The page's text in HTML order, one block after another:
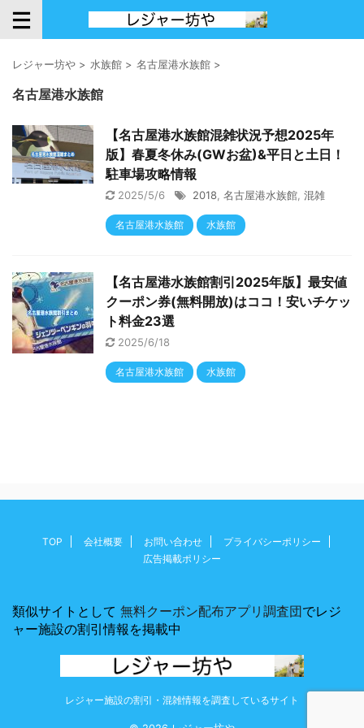
レジャー坊や > 水族館 > 名古屋港水族館 >
名古屋港水族館
【名古屋港水族館混雑状況予想2025年
版】春夏冬休み(GWお盆)&平日と土日！
駐車場攻略情報
2025/5/6 2018 名古屋港水族館 混雑
名古屋港水族館 水族館
【名古屋港水族館割引2025年版】最安値
クーポン券(無料開放)はココ！安いチケッ
ト料金23選
2025/6/18
名古屋港水族館 水族館
TOP 会社概要 お問い合わせ
プライバシーポリシー
広告掲載ポリシー
類似サイトとして 無料クーポン配布アプリ調査団でレジ
ャー施設の割引情報を掲載中
レジャー施設の割引・混雑情報を調査しているサイト